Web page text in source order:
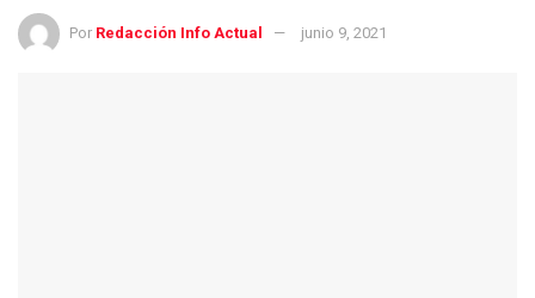
Por Redacción Info Actual junio 9, 2021